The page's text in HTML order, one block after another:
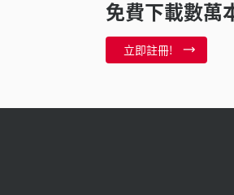
免費下載數萬
立即註冊!